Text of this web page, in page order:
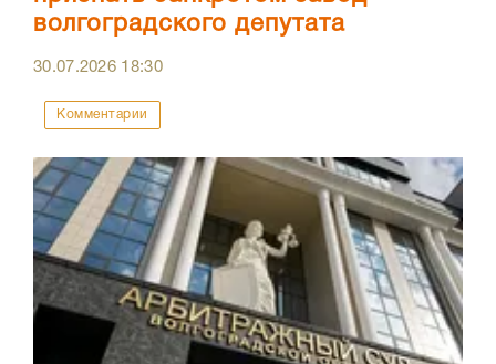
волгоградского депутата
30.07.2026 18:30
Комментарии